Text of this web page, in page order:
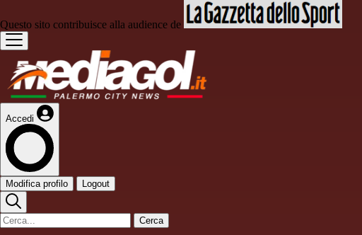
Questo sito contribuisce alla audience de
Accedi
Modifica profilo Logout
Cerca